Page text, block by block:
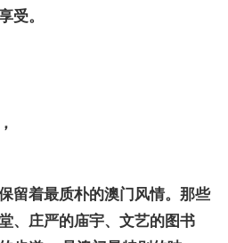
受。
留着最质朴的澳门风情。那些
、庄严的庙宇、文艺的图书